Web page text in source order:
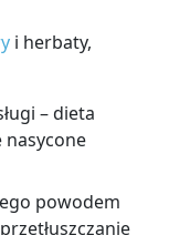
i herbaty,
– dieta
powodem